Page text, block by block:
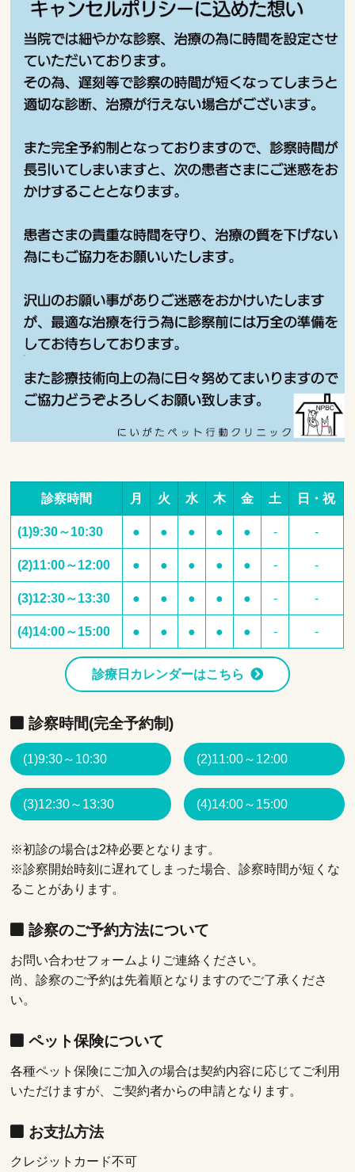
診察時間 月 火 水 木 金 土 日・祝
(1)9:30～10:30 ● ● ● ● ● - -
(2)11:00～12:00 ● ● ● ● ● - -
(3)12:30～13:30 ● ● ● ● ● - -
(4)14:00～15:00 ● ● ● ● ● - -
診療日カレンダーはこちら
診察時間(完全予約制)
(1)9:30～10:30 (2)11:00～12:00
(3)12:30～13:30 (4)14:00～15:00
※初診の場合は2枠必要となります。
※診察開始時刻に遅れてしまった場合、診察時間が短くな
ることがあります。
診察のご予約方法について
お問い合わせフォームよりご連絡ください。
尚、診察のご予約は先着順となりますのでご了承くださ
い。
ペット保険について
各種ペット保険にご加入の場合は契約内容に応じてご利用
いただけますが、ご契約者からの申請となります。
お支払方法
クレジットカード不可